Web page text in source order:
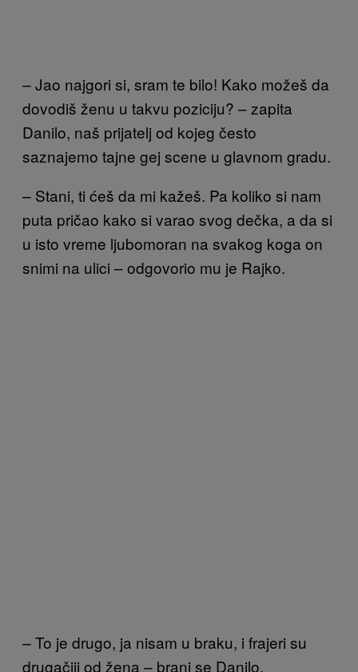
– Jao najgori si, sram te bilo! Kako možeš da
dovodiš ženu u takvu poziciju? – zapita
Danilo, naš prijatelj od kojeg često
saznajemo tajne gej scene u glavnom gradu.
– Stani, ti ćeš da mi kažeš. Pa koliko si nam
puta pričao kako si varao svog dečka, a da si
u isto vreme ljubomoran na svakog koga on
snimi na ulici – odgovorio mu je Rajko.
– To je drugo, ja nisam u braku, i frajeri su
drugačiji od žena – brani se Danilo.